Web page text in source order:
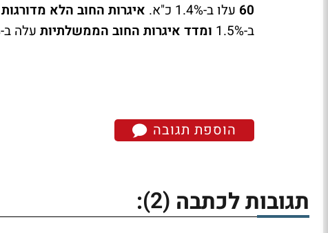
60 עלו ב-1.4% כ"א. איגרות החוב הלא מדורגות
ב-1.5%
ומדד איגרות החוב הממשלתיות עלה ב-1.2%.
הוספת תגובה
תגובות לכתבה (2)
: